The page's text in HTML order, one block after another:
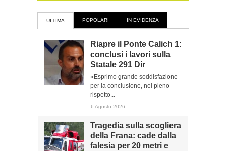
ULTIMA POPOLARI IN EVIDENZA
Riapre il Ponte Calich 1:
conclusi i lavori sulla
Statale 291 Dir
«Esprimo grande soddisfazione
per la conclusione, nel pieno
rispetto...
6 Agosto 2026
Tragedia sulla scogliera
della Frana: cade dalla
falesia per 20 metri e